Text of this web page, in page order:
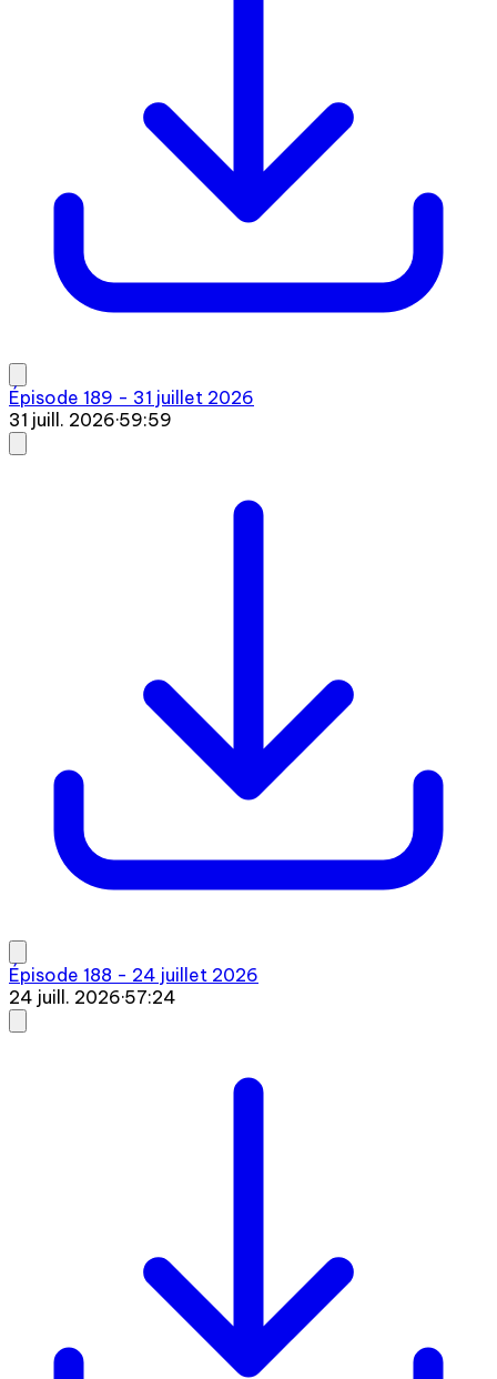
Épisode 189 - 31 juillet 2026
31 juill. 2026·59:59
Épisode 188 - 24 juillet 2026
24 juill. 2026·57:24